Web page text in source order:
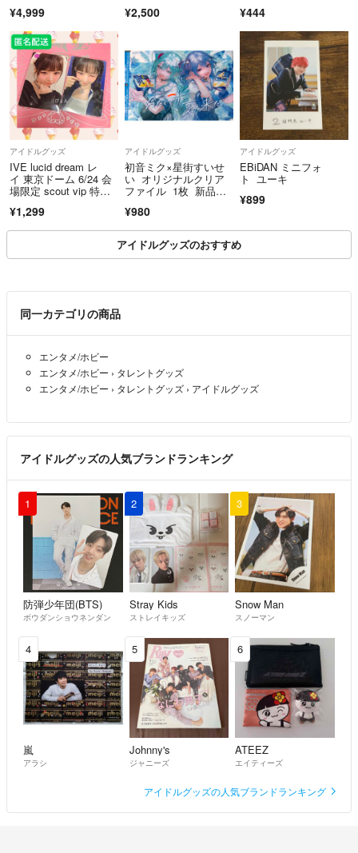
⚫︎普通紙で印刷します。
⚫︎コンビニ印刷になります。
¥4,999 ¥2,500 ント 2枚セット
¥444
アイドルグッズ
IVE lucid dream レ
イ 東京ドーム 6/24 会
場限定 scout vip 特
¥1,299
アイドルグッズ
初音ミク×星街すいせ
い オリジナルクリア
ファイル 1枚 新品美
¥980
アイドルグッズ
EBiDAN ミニフォ
ト ユーキ
¥899
アイドルグッズのおすすめ
同一カテゴリの商品
エンタメ/ホビー
エンタメ/ホビー › タレントグッズ
エンタメ/ホビー › タレントグッズ › アイドルグッズ
アイドルグッズの人気ブランドランキング
1
防弾少年団(BTS)
ボウダンショウネンダン
2
Stray Kids
ストレイキッズ
3
Snow Man
スノーマン
4
嵐
アラシ
5
Johnny's
ジャニーズ
6
ATEEZ
エイティーズ
アイドルグッズの人気ブランドランキング